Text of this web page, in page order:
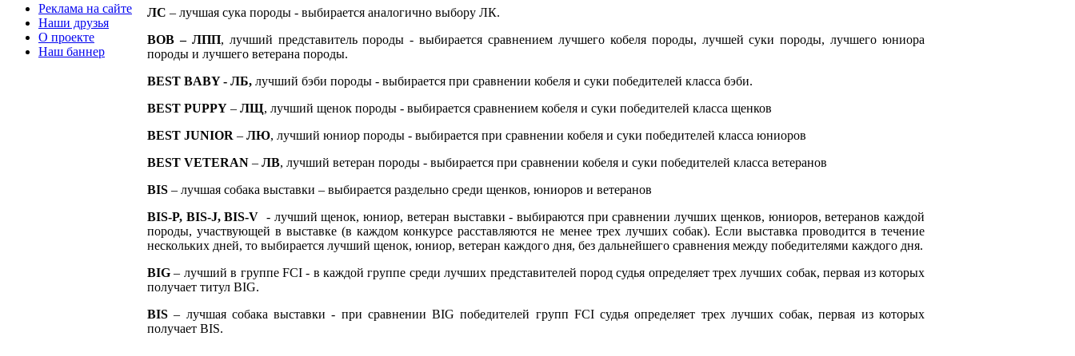
Реклама на сайте
Наши друзья
О проекте
Наш баннер
ЛС – лучшая сука породы - выбирается аналогично выбору ЛК.
ВОВ – ЛПП, лучший представитель породы - выбирается сравнением лучшего кобеля породы, лучшей суки породы, лучшего юниора
породы и лучшего ветерана породы.
BEST BABY- ЛБ, лучший бэби породы - выбирается при сравнении кобеля и суки победителей класса бэби.
BEST PUPPY – ЛЩ, лучший щенок породы - выбирается сравнением кобеля и суки победителей класса щенков
BEST JUNIOR – ЛЮ, лучший юниор породы - выбирается при сравнении кобеля и суки победителей класса юниоров
BEST VETERAN – ЛВ, лучший ветеран породы - выбирается при сравнении кобеля и суки победителей класса ветеранов
BIS – лучшая собака выставки – выбирается раздельно среди щенков, юниоров и ветеранов
BIS-P, BIS-J,BIS-V - лучший щенок, юниор, ветеран выставки - выбираются при сравнении лучших щенков, юниоров, ветеранов каждой
породы, участвующей в выставке (в каждом конкурсе расставляются не менее трех лучших собак). Если выставка проводится в течение
нескольких дней, то выбирается лучший щенок, юниор, ветеран каждого дня, без дальнейшего сравнения между победителями каждого дня.
BIG – лучший в группе FCI - в каждой группе среди лучших представителей пород судья определяет трех лучших собак, первая из которых
получает титул BIG.
BIS – лучшая собака выставки - при сравнении BIG победителей групп FCI судья определяет трех лучших собак, первая из которых
получает BIS.